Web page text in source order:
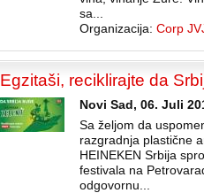
sa...
Organizacija: Corp
Egzitaši, reciklirajte da
Novi Sad, 06. Juli
Sa željom da
razgradnja plastične
HEINEKEN Srbija
festivala na
odgovornu...